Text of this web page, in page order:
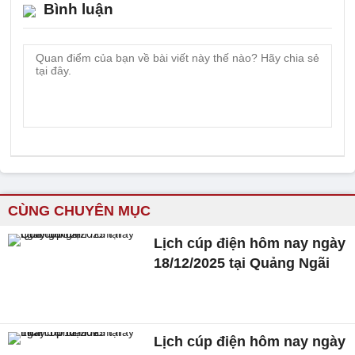
Bình luận
CÙNG CHUYÊN MỤC
Lịch cúp điện hôm nay ngày
18/12/2025 tại Quảng Ngãi
Lịch cúp điện hôm nay ngày